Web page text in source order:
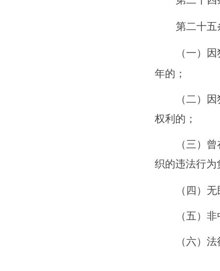
第二十五
（一）
年的；
（二）
权利的；
（三）
织的违法行为
（四）
（五）
（六）